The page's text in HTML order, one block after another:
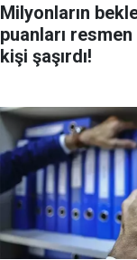
Milyonların
puanları
kişi şaşırdı!